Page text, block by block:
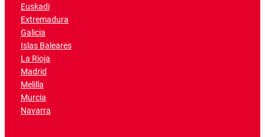
Euskadi
Extremadura
Galicia
Islas Baleares
La Rioja
Madrid
Melilla
Murcia
Navarra